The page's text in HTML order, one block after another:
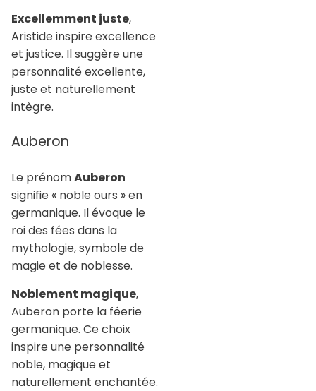
Excellemment juste,
Aristide inspire excellence
et justice. Il suggère une
personnalité excellente,
juste et naturellement
intègre.
Auberon
Le prénomAuberon
signifie « noble ours » en
germanique. Il évoque le
roi des fées dans la
mythologie, symbole de
magie et de noblesse.
Noblement magique,
Auberon porte la féerie
germanique. Ce choix
inspire une personnalité
noble, magique et
naturellement enchantée.